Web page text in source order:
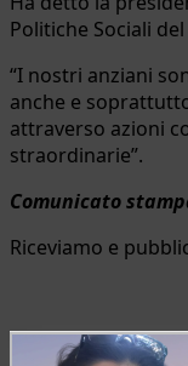
Politiche Sociali del
“I nostri anziani
anche e
attraverso azioni
straordinarie”.
Comunicato
Riceviamo e